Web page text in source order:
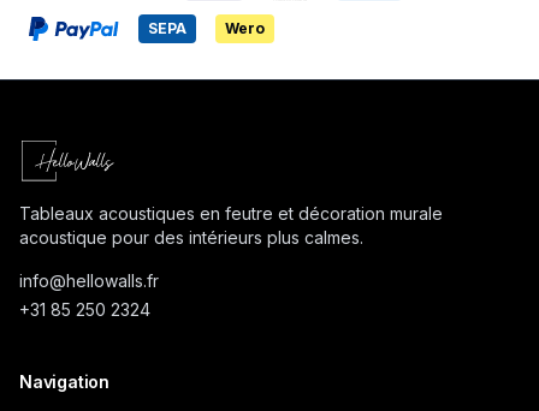
SEPA Wero
Tableaux acoustiques en feutre et décoration murale
acoustique pour des intérieurs plus calmes.
info@hellowalls.fr
+31 85 250 2324
Navigation